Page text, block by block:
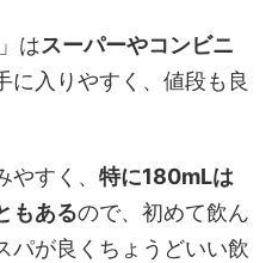
はスーパーやコンビニ
に入りやすく、値段も良
すく、 特に180mLは
もあるので、初めて飲ん
パが良くちょうどいい飲